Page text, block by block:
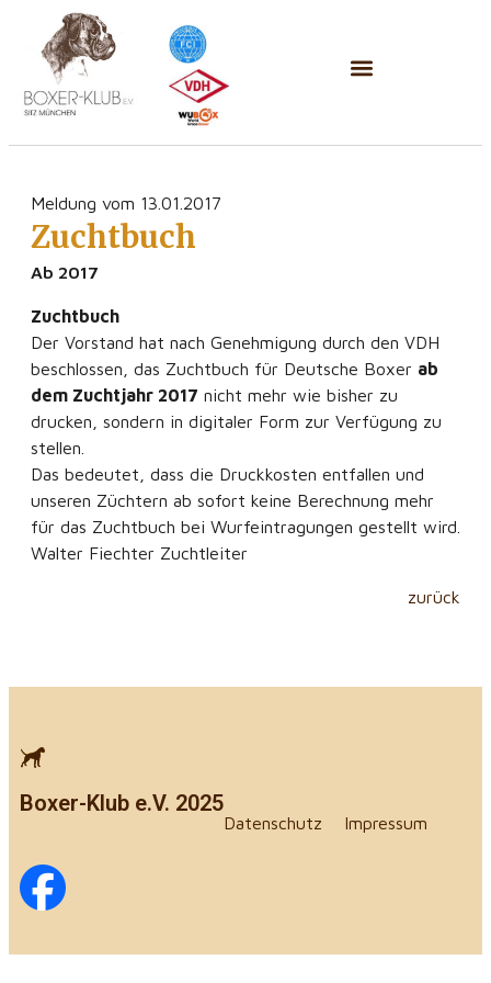
zurück
Meldung vom 13.01.2017
Zuchtbuch
Ab 2017
Zuchtbuch
Der Vorstand hat nach Genehmigung durch den VDH
beschlossen, das Zuchtbuch für Deutsche Boxer ab
dem Zuchtjahr 2017 nicht mehr wie bisher zu
drucken, sondern in digitaler Form zur Verfügung zu
stellen.
Das bedeutet, dass die Druckkosten entfallen und
unseren Züchtern ab sofort keine Berechnung mehr
für das Zuchtbuch bei Wurfeintragungen gestellt wird.
Walter Fiechter Zuchtleiter
Boxer-Klub e.V. 2025
Datenschutz Impressum